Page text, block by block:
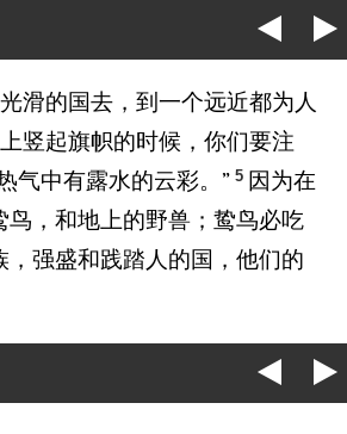
滑的国去，到一个远近都为人
竖起旗帜的时候，你们要注
气中有露水的云彩。” 5 因为在
，和地上的野兽；鸷鸟必吃
强盛和践踏人的国，他们的